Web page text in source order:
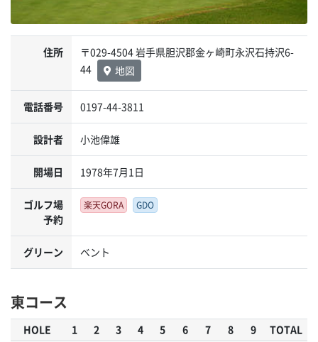
住所
〒029-4504 岩手県胆沢郡金ヶ崎町永沢石持沢6-
44
地図
電話番号 0197-44-3811
設計者 小池偉雄
開場日 1978年7月1日
ゴルフ場
予約
楽天GORA GDO
グリーン ベント
東コース
HOLE 1 2 3 4 5 6 7 8 9
TOTAL